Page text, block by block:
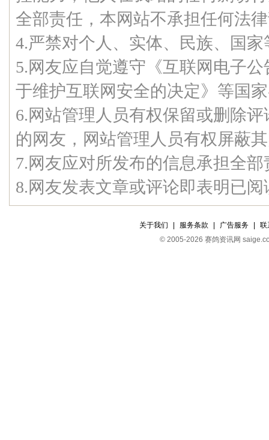
全部责任，本网站不承担任何法
4.严禁对个人、实体、民族、国
5.网友应自觉遵守《互联网电子
于维护互联网安全的决定》等国
6.网站管理人员有权保留或删除
的网友，网站管理人员有权屏蔽
7.网友应对所发布的信息承担全部
8.网友发表文章或评论即表明已
关于我们 服务条款 广告服务
联
© 2005-2026 赛鸽资讯网